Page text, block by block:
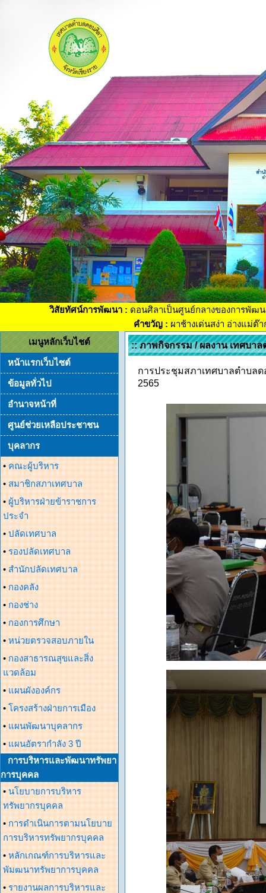
วิสัยทัศน์การพัฒนา : ดอนศิลาเป็นศูนย์กลางของการพัฒ
คำขวัญ : ผาช้างเด่นสง่า อ่างแม่ต๊
เมนูหลักเว็บไชต์
หน้าแรกเว็บไซต์
ข้อมูลทั่วไป
อำนาจหน้าที่
ศูนย์ช่วยเหลือประชาชน
บุคลากร
• คณะผู้บริหาร
• สมาชิกสภาเทศบาล
• ผู้บริหารฝ่ายข้าราชการ
ประจำ
• ปลัดเทศบาล
• รองปลัดเทศบาล
• สำนักปลัดเทศบาล
• กองคลัง
• กองช่าง
• กองการศึกษา
• หน่วยตรวจสอบภายใน
• กองสาธารณสุขและสิ่ง
แวดล้อม
• แผนผังองค์กร
• โครงสร้างฝ่ายการเมือง
• แผนพัฒนาบุคลากร
• แผนอัตรากำลัง 3 ปี
การบริหารและพัฒนาทรัพยา
การบุคคล
• นโยบายการบริหาร
ทรัพยากรบุคคล
• การดำเนินการตามนโยบาย
การบริหารทรัพยากรบุคคล
• หลักเกณฑ์การบริหารและ
พัมฒนาทรัพยาการบุคคล
• รายงานผลการบริหารและ
:: ภาพกิจกรรม / ผลงาน เทศบา
การประชุมสภาเทศบาลตำบล
2565